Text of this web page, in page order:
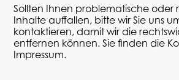
Sollten Ihnen problematische oder
Inhalte auffallen, bitte wir Sie uns
kontaktieren, damit wir die
entfernen können. Sie finden die
Impressum.